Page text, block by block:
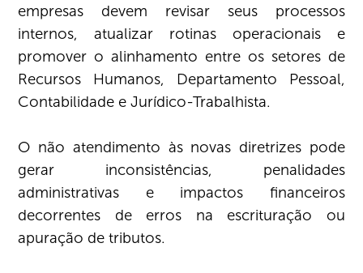
empresas devem revisar seus processos
internos, atualizar rotinas operacionais e
promover o alinhamento entre os setores de
Recursos Humanos, Departamento Pessoal,
Contabilidade e Jurídico-Trabalhista.
O não atendimento às novas diretrizes pode
gerar inconsistências, penalidades
administrativas e impactos financeiros
decorrentes de erros na escrituração ou
apuração de tributos.